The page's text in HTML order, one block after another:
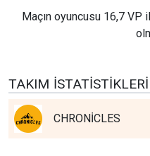
Maçın oyuncusu 16,7
TAKIM İSTATISTIKLERI
CHRONİCLES